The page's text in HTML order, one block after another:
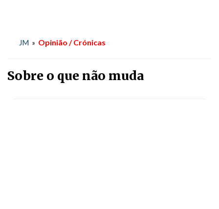
JM » Opinião / Crónicas
Sobre o que não muda